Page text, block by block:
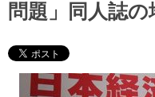
問題」同人誌